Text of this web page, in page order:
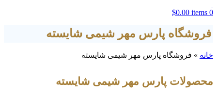
0
items
$0.00
فروشگاه پارس مهر شیمی شایسته
خانه » فروشگاه پارس مهر شیمی شایسته
محصولات پارس مهر شیمی شایسته